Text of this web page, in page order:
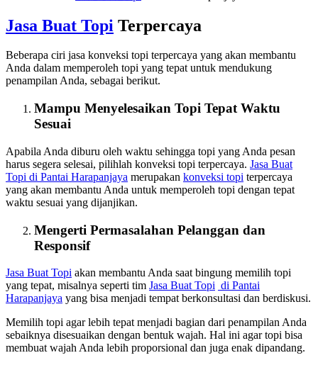
Jasa Buat Topi Terpercaya
Beberapa ciri jasa konveksi topi terpercaya yang akan membantu
Anda dalam memperoleh topi yang tepat untuk mendukung
penampilan Anda, sebagai berikut.
Mampu Menyelesaikan Topi Tepat Waktu
Sesuai
Apabila Anda diburu oleh waktu sehingga topi yang Anda pesan
harus segera selesai, pilihlah konveksi topi terpercaya. Jasa Buat
Topi di Pantai Harapanjaya merupakan konveksi topi terpercaya
yang akan membantu Anda untuk memperoleh topi dengan tepat
waktu sesuai yang dijanjikan.
Mengerti Permasalahan Pelanggan dan
Responsif
Jasa Buat Topi akan membantu Anda saat bingung memilih topi
yang tepat, misalnya seperti tim Jasa Buat Topi di Pantai
Harapanjaya yang bisa menjadi tempat berkonsultasi dan berdiskusi.
Memilih topi agar lebih tepat menjadi bagian dari penampilan Anda
sebaiknya disesuaikan dengan bentuk wajah. Hal ini agar topi bisa
membuat wajah Anda lebih proporsional dan juga enak dipandang.